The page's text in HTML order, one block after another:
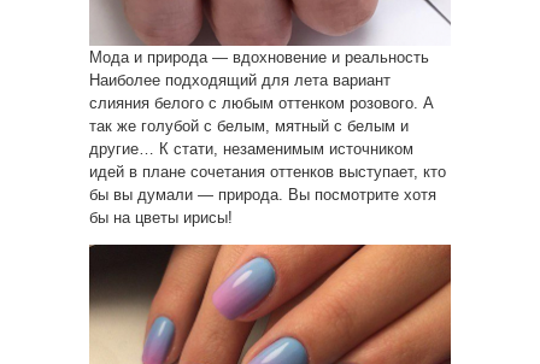
Мода и природа — вдохновение и реальность
Наиболее подходящий для лета вариант
слияния белого с любым оттенком розового. А
так же голубой с белым, мятный с белым и
другие… К стати, незаменимым источником
идей в плане сочетания оттенков выступает, кто
бы вы думали — природа. Вы посмотрите хотя
бы на цветы ирисы!